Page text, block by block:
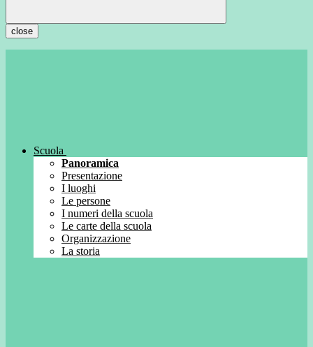
close
Scuola
Panoramica
Presentazione
I luoghi
Le persone
I numeri della scuola
Le carte della scuola
Organizzazione
La storia